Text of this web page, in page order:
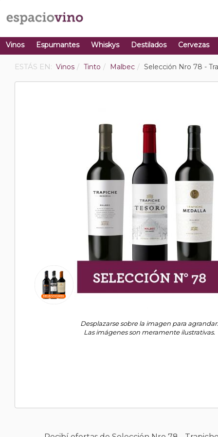
Vinos Espumantes Whiskys Destilados Cervezas
ESTÁS EN: Vinos Tinto Malbec Selección Nro 78 -
Desplazarse sobre la imagen para agrandar.
Las imágenes son meramente ilustrativas.